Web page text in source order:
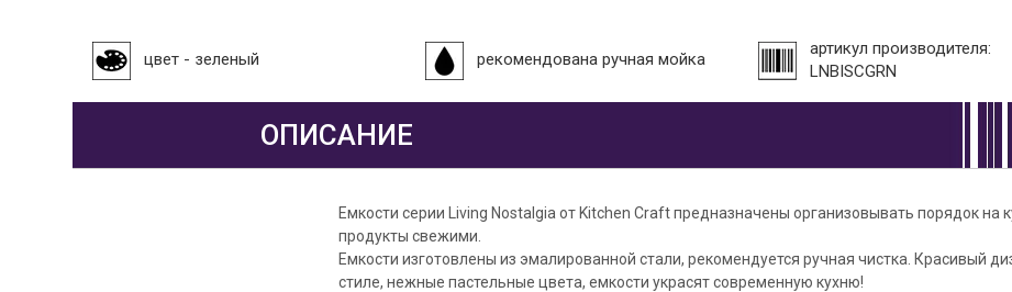
цвет - зеленый рекомендована ручная мойка
артикул производителя:
LNBISCGRN
ОПИСАНИЕ
Емкости серии Living Nostalgia от Kitchen Craft предназначены организовывать порядок на
продукты свежими.
Емкости изготовлены из эмалированной стали, рекомендуется ручная чистка. Красивый
стиле, нежные пастельные цвета, емкости украсят современную кухню!